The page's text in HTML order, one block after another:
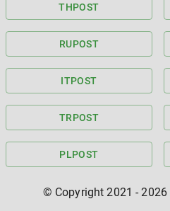
THPOST
RUPOST
ITPOST
TRPOST
PLPOST
© Copyright 2021 - 2026